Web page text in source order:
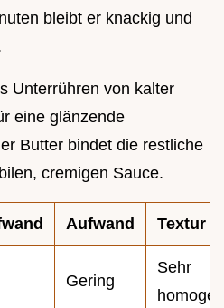
bleibt er knackig und
Unterrühren von kalter
eine glänzende
Butter bindet die restliche
cremigen Sauce.
Aufwand Textur
Gering
Sehr
homogen